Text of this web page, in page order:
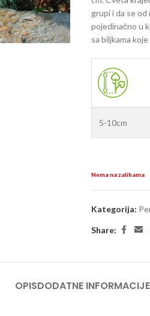
grupi i da se
pojedinačno u
sa biljkama
5-10cm
Nema na zalihama
Kategorija:
Share:
OPISDODATNE INFORMACIJE